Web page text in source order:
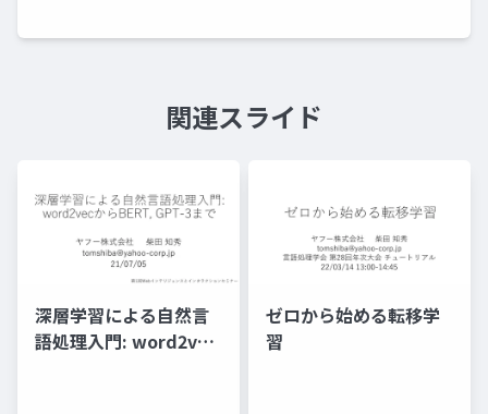
関連スライド
深層学習による自然言
語処理入門: word2vec
ゼロから始める転移学
習